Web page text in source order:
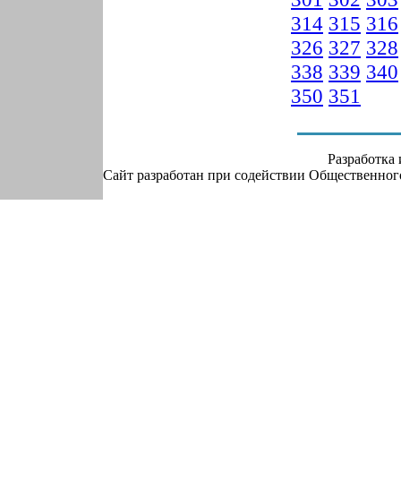
314 315 316
326 327 328
338 339 340
350 351
Сайт разработан при содействии